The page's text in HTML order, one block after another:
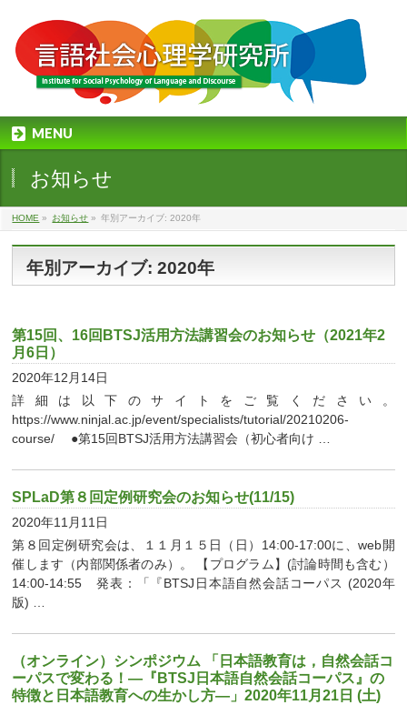
MENU
お知らせ
HOME » お知らせ » 年別アーカイブ: 2020年
年別アーカイブ: 2020年
第15回、16回BTSJ活用方法講習会のお知らせ（2021年2
月6日）
2020年12月14日
詳細は以下のサイトをご覧ください。
https://www.ninjal.ac.jp/event/specialists/tutorial/20210206-
course/ ●第15回BTSJ活用方法講習会（初心者向け …
SPLaD第８回定例研究会のお知らせ(11/15)
2020年11月11日
第８回定例研究会は、１１月１５日（日）14:00-17:00に、web開
催します（内部関係者のみ）。 【プログラム】(討論時間も含む）
14:00-14:55 発表：「『BTSJ日本語自然会話コーパス (2020年
版) …
（オンライン）シンポジウム 「日本語教育は，自然会話コ
ーパスで変わる！―『BTSJ日本語自然会話コーパス』の
特徴と日本語教育への生かし方―」2020年11月21日 (土)